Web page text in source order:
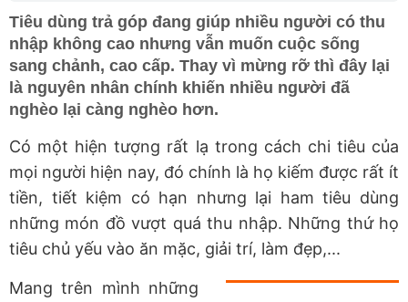
Tiêu dùng trả góp đang giúp nhiều người có thu
nhập không cao nhưng vẫn muốn cuộc sống
sang chảnh, cao cấp. Thay vì mừng rỡ thì đây lại
là nguyên nhân chính khiến nhiều người đã
nghèo lại càng nghèo hơn.
Có một hiện tượng rất lạ trong cách chi tiêu của
mọi người hiện nay, đó chính là họ kiếm được rất ít
tiền, tiết kiệm có hạn nhưng lại ham tiêu dùng
những món đồ vượt quá thu nhập. Những thứ họ
tiêu chủ yếu vào ăn mặc, giải trí, làm đẹp,...
Mang trên mình những